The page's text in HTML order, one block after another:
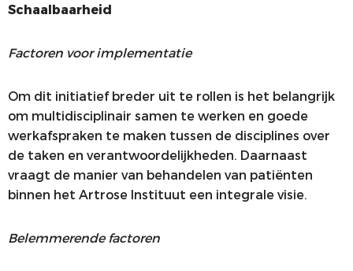
Schaalbaarheid
Factoren voor implementatie
Om dit initiatief breder uit te rollen is het belangrijk
om multidisciplinair samen te werken en goede
werkafspraken te maken tussen de disciplines over
de taken en verantwoordelijkheden. Daarnaast
vraagt de manier van behandelen van patiënten
binnen het Artrose Instituut een integrale visie.
Belemmerende factoren